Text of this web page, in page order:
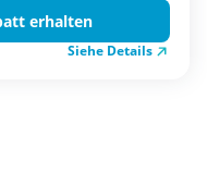
erhalten
Siehe Details